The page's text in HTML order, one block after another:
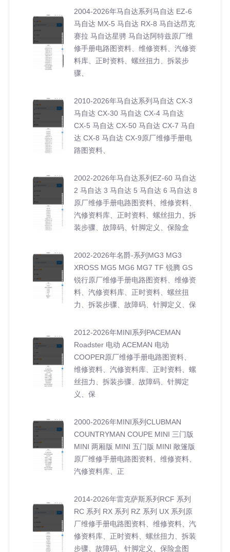
2004-2026年马自达系列马自达 EZ-6
马自达 MX-5 马自达 RX-8 马自达昂克
赛拉 马自达星骋 马自达阿特兹原厂维
修手册电路图资料、维修资料、汽修资
料库、正时资料、螺丝扭力、拆装步
骤、
2010-2026年马自达系列马自达 CX-3
马自达 CX-30 马自达 CX-4 马自达
CX-5 马自达 CX-50 马自达 CX-7 马自
达 CX-8 马自达 CX-9原厂维修手册电
路图资料、
2002-2026年马自达系列EZ-60 马自达
2 马自达 3 马自达 5 马自达 6 马自达 8
原厂维修手册电路图资料、维修资料、
汽修资料库、正时资料、螺丝扭力、拆
装步骤、故障码、针脚定义、保险盒
2002-2026年名爵-系列MG3 MG3
XROSS MG5 MG6 MG7 TF 锐腾 GS
锐行原厂维修手册电路图资料、维修资
料、汽修资料库、正时资料、螺丝扭
力、拆装步骤、故障码、针脚定义、保
2012-2026年MINI系列PACEMAN
Roadster 电动 ACEMAN 电动
COOPER原厂维修手册电路图资料、
维修资料、汽修资料库、正时资料、螺
丝扭力、拆装步骤、故障码、针脚定
义、保
2000-2026年MINI系列CLUBMAN
COUNTRYMAN COUPE MINI 三门版
MINI 两厢版 MINI 五门版 MINI 敞篷版
原厂维修手册电路图资料、维修资料、
汽修资料库、正
2014-2026年雷克萨斯系列RCF 系列
RC 系列 RX 系列 RZ 系列 UX 系列原
厂维修手册电路图资料、维修资料、汽
修资料库、正时资料、螺丝扭力、拆装
步骤、故障码、针脚定义、保险盒图